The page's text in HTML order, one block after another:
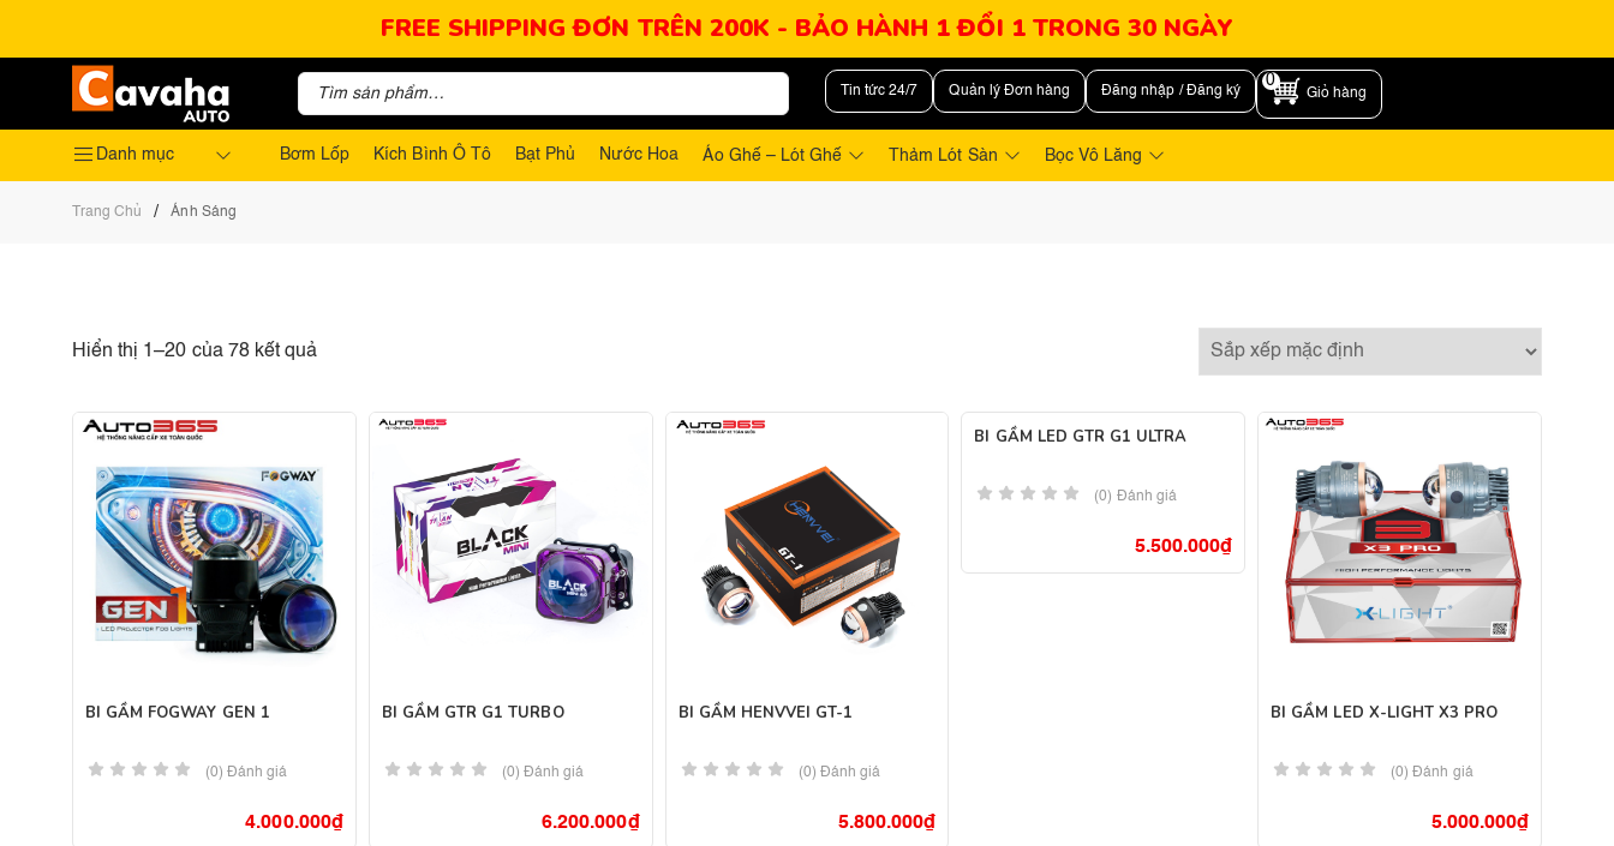
FREE SHIPPING ĐƠN TRÊN 200K - BẢO HÀNH 1 ĐỔI 1 TRONG 30 NGÀY
Tin tức 24/7 Quản lý Đơn hàng Đăng nhập / Đăng ký
0
Giỏ hàng
Danh mục Bơm Lốp Kích Bình Ô Tô Bạt Phủ Nước Hoa Áo Ghế – Lót Ghế Thảm Lót Sàn Bọc Vô Lăng
Trang Chủ / Ánh Sáng
Hiển thị 1–20 của 78 kết quả
BI GẦM FOGWAY GEN 1
(0) Đánh giá
4.000.000₫
BI GẦM GTR G1 TURBO
(0) Đánh giá
6.200.000₫
BI GẦM HENVVEI GT-1
(0) Đánh giá
5.800.000₫
BI GẦM LED GTR G1 ULTRA
(0) Đánh giá
5.500.000₫
BI GẦM LED X-LIGHT X3 PRO
(0) Đánh giá
5.000.000₫